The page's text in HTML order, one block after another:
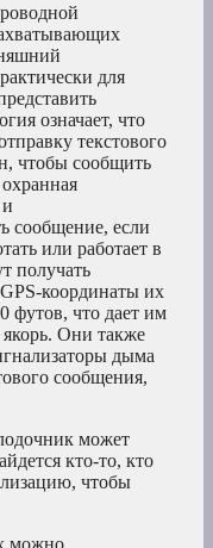
для
означает, что
текстового
чтобы сообщить
сообщение, если
или работает в
получать
координаты их
футов, что дает им
Они также
дыма
сообщения,
может
кто-то, кто
чтобы
можно